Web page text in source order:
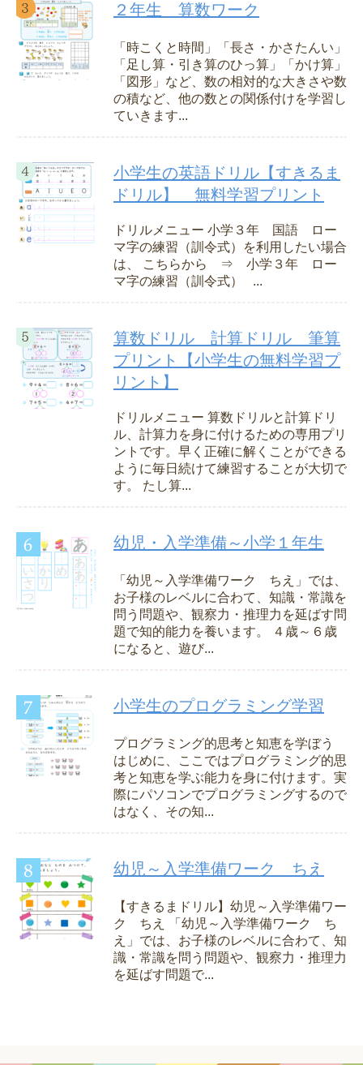
２年生 算数ワーク
「時こくと時間」「長さ・かさたんい」
「足し算・引き算のひっ算」「かけ算」
「図形」など、数の相対的な大きさや数
の積など、他の数との関係付けを学習し
ていきます...
小学生の英語ドリル【すきるま
ドリル】 無料学習プリント
ドリルメニュー 小学３年 国語 ロー
マ字の練習（訓令式）を利用したい場合
は、 こちらから ⇒ 小学３年 ロー
マ字の練習（訓令式） ...
算数ドリル 計算ドリル 筆算
プリント【小学生の無料学習プ
リント】
ドリルメニュー 算数ドリルと計算ドリ
ル、計算力を身に付けるための専用プリ
ントです。早く正確に解くことができる
ように毎日続けて練習することが大切で
す。 たし算...
幼児・入学準備～小学１年生
「幼児～入学準備ワーク ちえ」では、
お子様のレベルに合わて、知識・常識を
問う問題や、観察力・推理力を延ばす問
題で知的能力を養います。 ４歳～６歳
になると、遊び...
小学生のプログラミング学習
プログラミング的思考と知恵を学ぼう
はじめに、ここではプログラミング的思
考と知恵を学ぶ能力を身に付けます。実
際にパソコンでプログラミングするので
はなく、その知...
幼児～入学準備ワーク ちえ
【すきるまドリル】幼児～入学準備ワー
ク ちえ 「幼児～入学準備ワーク ち
え」では、お子様のレベルに合わて、知
識・常識を問う問題や、観察力・推理力
を延ばす問題で...